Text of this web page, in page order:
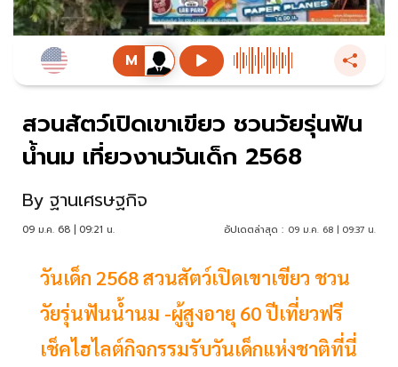
สวนสัตว์เปิดเขาเขียว ชวนวัยรุ่นฟัน
น้ำนม เที่ยวงานวันเด็ก 2568
By ฐานเศรษฐกิจ
09 ม.ค. 68 | 09:21 น. อัปเดตล่าสุด : 09 ม.ค. 68 | 09:37 น.
วันเด็ก 2568 สวนสัตว์เปิดเขาเขียว ชวน
วัยรุ่นฟันน้ำนม -ผู้สูงอายุ 60 ปีเที่ยวฟรี
เช็คไฮไลต์กิจกรรมรับวันเด็กแห่งชาติที่นี่